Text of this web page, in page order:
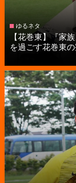
ゆるネタ
【花巻東】『家
を過ごす花巻東